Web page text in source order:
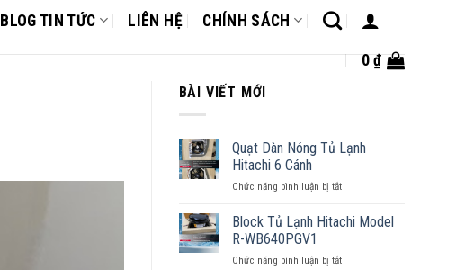
BLOG TIN TỨC LIÊN HỆ CHÍNH SÁCH
0₫
BÀI VIẾT MỚI
Quạt Dàn Nóng Tủ Lạnh
Hitachi 6 Cánh
Chức năng bình luận bị tắtở
Dàn
Lạnh
Block Tủ Lạnh Hitachi Model
R-WB640PGV1
Chức năng bình luận bị tắtở